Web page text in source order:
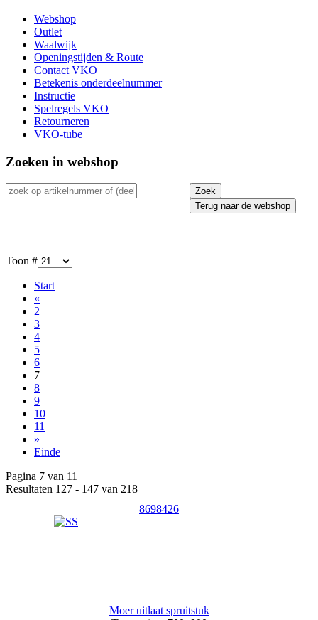
Webshop
Outlet
Waalwijk
Openingstijden & Route
Contact VKO
Betekenis onderdeelnummer
Instructie
Spelregels VKO
Retourneren
VKO-tube
Zoeken in webshop
Terug naar de webshop
Toon #
Start
«
2
3
4
5
6
7
8
9
10
11
»
Einde
Pagina 7 van 11
Resultaten 127 - 147 van 218
8698426
Moer uitlaat spruitstuk